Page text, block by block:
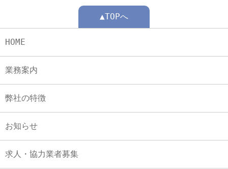
▲TOPへ
HOME
業務案内
弊社の特徴
お知らせ
求人・協力業者募集